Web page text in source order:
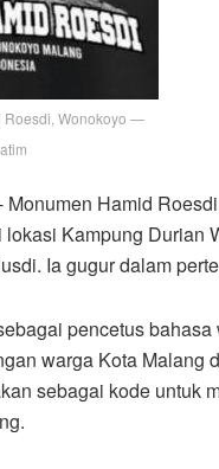
Roesdi, Wonokoyo —
Hamid
lokasi Kampung
Ia gugur dalam
pencetus
warga Kota Malang
sebagai kode untuk